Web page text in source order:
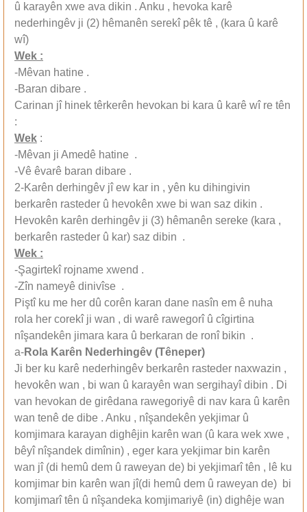
û karayên xwe ava dikin . Anku , hevoka karê
nederhingêv ji (2) hêmanên serekî pêk tê , (kara û karê
wî)
Wek :
-Mêvan hatine .
-Baran dibare .
Carinan jî hinek têrkerên hevokan bi kara û karê wî re tên
:
Wek :
-Mêvan ji Amedê hatine .
-Vê êvarê baran dibare .
2-Karên derhingêv jî ew kar in , yên ku dihingivin
berkarên rasteder û hevokên xwe bi wan saz dikin .
Hevokên karên derhingêv ji (3) hêmanên sereke (kara ,
berkarên rasteder û kar) saz dibin .
Wek :
-Şagirtekî rojname xwend .
-Zîn nameyê dinivîse .
Piştî ku me her dû corên karan dane nasîn em ê nuha
rola her corekî ji wan , di warê rawegorî û cîgirtina
nîşandekên jimara kara û berkaran de ronî bikin .
a-Rola Karên Nederhingêv (Têneper)
Ji ber ku karê nederhingêv berkarên rasteder naxwazin ,
hevokên wan , bi wan û karayên wan sergihayî dibin . Di
van hevokan de girêdana rawegoriyê di nav kara û karên
wan tenê de dibe . Anku , nîşandekên yekjimar û
komjimara karayan dighêjin karên wan (û kara wek xwe ,
bêyî nîşandek dimînin) , eger kara yekjimar bin karên
wan jî (di hemû dem û raweyan de) bi yekjimarî tên , lê ku
komjimar bin karên wan jî(di hemû dem û raweyan de) bi
komjimarî tên û nîşandeka komjimariyê (in) dighêje wan